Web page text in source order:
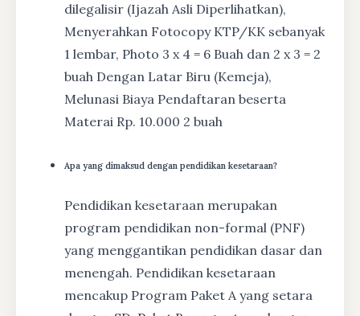
dilegalisir (Ijazah Asli Diperlihatkan),
Menyerahkan Fotocopy KTP/KK sebanyak
1 lembar, Photo 3 x 4 = 6 Buah dan 2 x 3 = 2
buah Dengan Latar Biru (Kemeja),
Melunasi Biaya Pendaftaran beserta
Materai Rp. 10.000 2 buah
Apa yang dimaksud dengan pendidikan kesetaraan?
Pendidikan kesetaraan merupakan
program pendidikan non-formal (PNF)
yang menggantikan pendidikan dasar dan
menengah. Pendidikan kesetaraan
mencakup Program Paket A yang setara